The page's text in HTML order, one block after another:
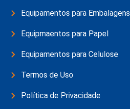
Equipamentos para Embalagens
Equipmaentos para Papel
Equipamentos para Celulose
Termos de Uso
Política de Privacidade